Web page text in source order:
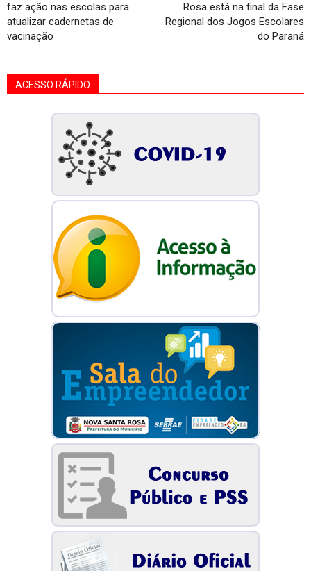
faz ação nas escolas para
atualizar cadernetas de
vacinação
Rosa está na final da Fase
Regional dos Jogos Escolares
do Paraná
ACESSO RÁPIDO